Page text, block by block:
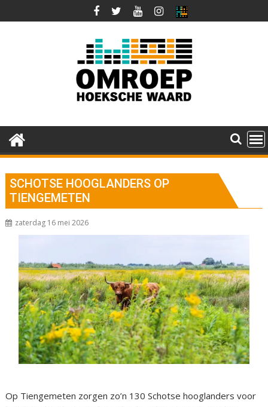
naar
SCHOTSE HOOGLANDERS OP
TIENGEMETEN
zaterdag 16 mei 2026
Op Tiengemeten zorgen zo’n 130 Schotse hooglanders voor